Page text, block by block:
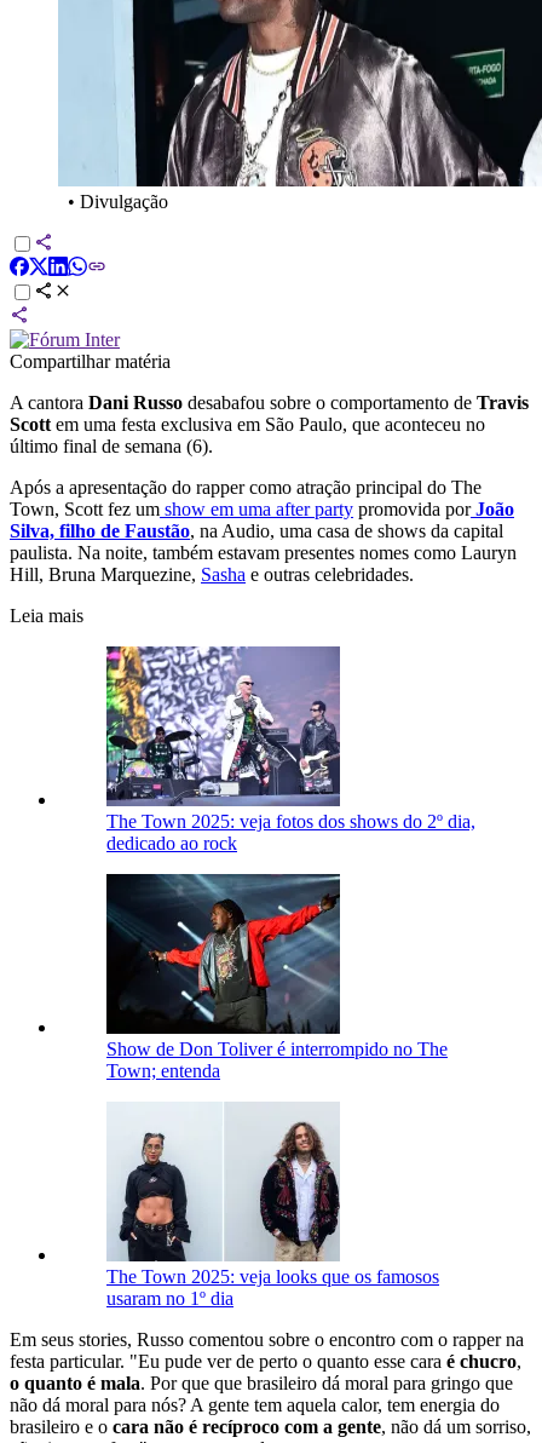
• Divulgação
Compartilhar matéria
A cantora Dani Russo desabafou sobre o comportamento de Travis
Scott em uma festa exclusiva em São Paulo, que aconteceu no
último final de semana (6).
Após a apresentação do rapper como atração principal do The
Town, Scott fez um show em uma after party promovida porJoão
Silva, filho de Faustão, na Audio, uma casa de shows da capital
paulista. Na noite, também estavam presentes nomes como Lauryn
Hill, Bruna Marquezine, Sasha e outras celebridades.
Leia mais
The Town 2025: veja fotos dos shows do 2º dia,
dedicado ao rock
Show de Don Toliver é interrompido no The
Town; entenda
The Town 2025: veja looks que os famosos
usaram no 1º dia
Em seus stories, Russo comentou sobre o encontro com o rapper na
festa particular. "Eu pude ver de perto o quanto esse cara é chucro,
o quanto é mala. Por que que brasileiro dá moral para gringo que
não dá moral para nós? A gente tem aquela calor, tem energia do
brasileiro e o cara não é recíproco com a gente, não dá um sorriso,